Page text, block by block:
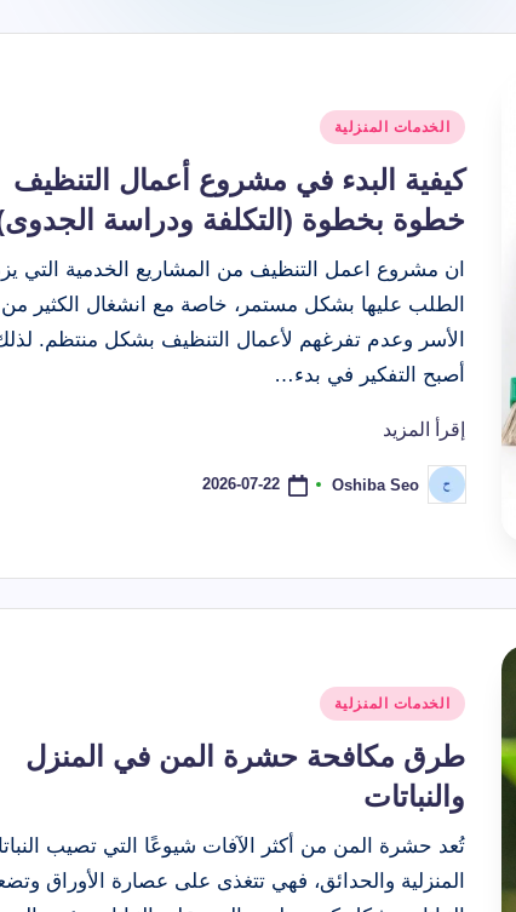
نُشرالخدمات المنزلية
كيفية البدء في مشروع أعمال التنظيف
خطوة بخطوة (التكلفة ودراسة
ان مشروع اعمل التنظيف من المشاريع الخدمية التي
الطلب عليها بشكل مستمر، خاصة مع انشغال الكثير من
الأسر وعدم تفرغهم لأعمال التنظيف بشكل منتظم.
أصبح التفكير في بدء…
إقرأ المزيد
تمّ
النشر
Oshiba Seo
2026-07-22
نُشرالخدمات المنزلية
طرق مكافحة حشرة المن في المنزل
والنباتات
تُعد حشرة المن من أكثر الآفات شيوعًا التي تصيب
المنزلية والحدائق، فهي تتغذى على عصارة الأوراق